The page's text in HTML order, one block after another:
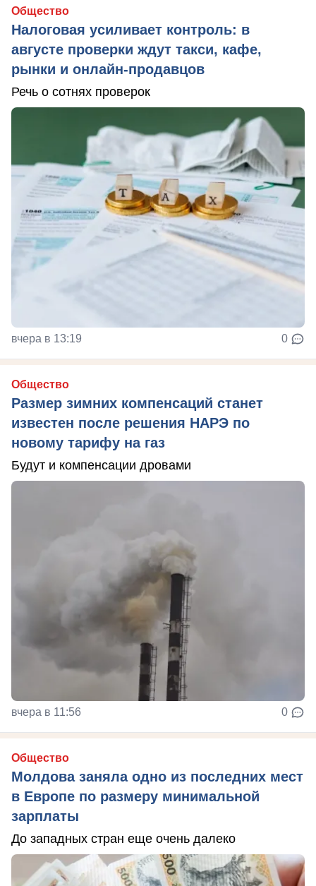
Общество
Налоговая усиливает контроль: в
августе проверки ждут такси, кафе,
рынки и онлайн-продавцов
Речь о сотнях проверок
вчера в 13:19 0
Общество
Размер зимних компенсаций станет
известен после решения НАРЭ по
новому тарифу на газ
Будут и компенсации дровами
вчера в 11:56 0
Общество
Молдова заняла одно из последних мест
в Европе по размеру минимальной
зарплаты
До западных стран еще очень далеко